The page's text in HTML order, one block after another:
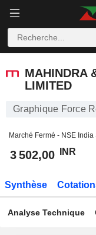
MAHINDRA
LIMITED
Graphique Force
Marché Fermé - NSE India
3 502,00 INR
Synthèse
Analyse Technique